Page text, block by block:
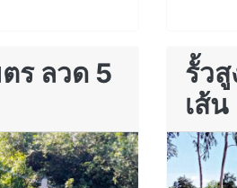
ร ลวด 5
รั้ว
เส้น